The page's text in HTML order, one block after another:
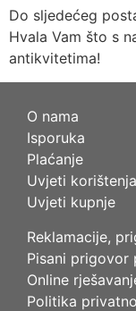
Do sljedećeg
Hvala Vam što s
antikvitetima!
O nama
Isporuka
Plaćanje
Uvjeti korištenja
Uvjeti kupnje
Reklamacije,
Pisani prigovor
Online
Politika